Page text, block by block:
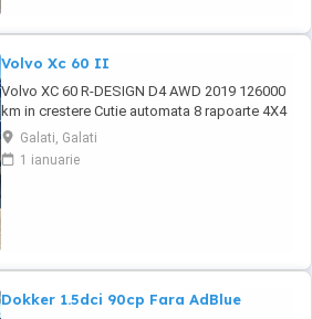
Volvo Xc 60 II
Volvo XC 60 R-DESIGN D4 AWD 2019 126000
km in crestere Cutie automata 8 rapoarte 4X4
Roti 19 + roti iarna R18 Tapiterie piele cu
alcantara scaune sport Volan piele sport R-
DESIGN Plafon negru Pilot automat adaptiv
Galati, Galati
1 ianuarie
Dokker 1.5dci 90cp Fara AdBlue